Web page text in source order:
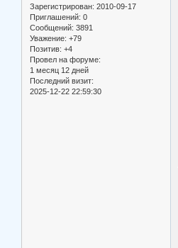
Зарегистрирован: 2010-09-17
Приглашений: 0
Сообщений: 3891
Уважение: +79
Позитив: +4
Провел на форуме:
1 месяц 12 дней
Последний визит:
2025-12-22 22:59:30